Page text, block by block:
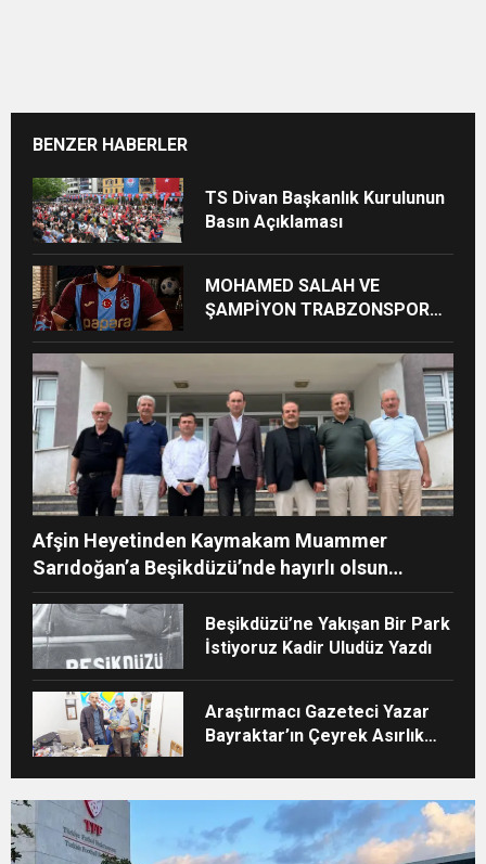
BENZER HABERLER
TS Divan Başkanlık Kurulunun
Basın Açıklaması
MOHAMED SALAH VE
ŞAMPİYON TRABZONSPOR
Afşin Heyetinden Kaymakam Muammer
Sarıdoğan’a Beşikdüzü’nde hayırlı olsun
ziyareti
Beşikdüzü’ne Yakışan Bir Park
İstiyoruz Kadir Uludüz Yazdı
Araştırmacı Gazeteci Yazar
Bayraktar’ın Çeyrek Asırlık